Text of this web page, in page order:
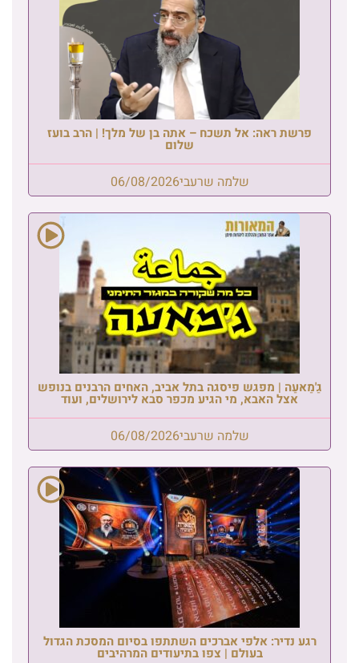
פרשת ראה: אל תשכח – אתה בן של מלך! | הרב בועז
שלום
שלמה שרעבי06/08/2026
גַ'מַאעַה | מפגש פיסגה בתל אביב, האחים הרבנים בנופש
אצל האבא, מי הגיע מכפר סבא לירושלים, ועוד
שלמה שרעבי06/08/2026
רגע נדיר: אלפי אברכים השתתפו בסיום המסכת הגדול
בעולם | צפו בתיעודים המרהיבים